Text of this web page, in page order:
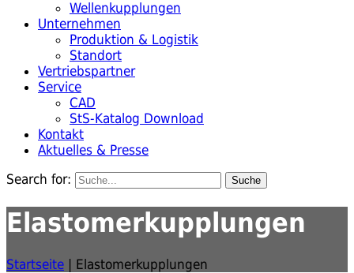
Wellenkupplungen
Unternehmen
Produktion & Logistik
Standort
Vertriebspartner
Service
CAD
StS-Katalog Download
Kontakt
Aktuelles & Presse
Search for:
Elastomerkupplungen
Startseite | Elastomerkupplungen